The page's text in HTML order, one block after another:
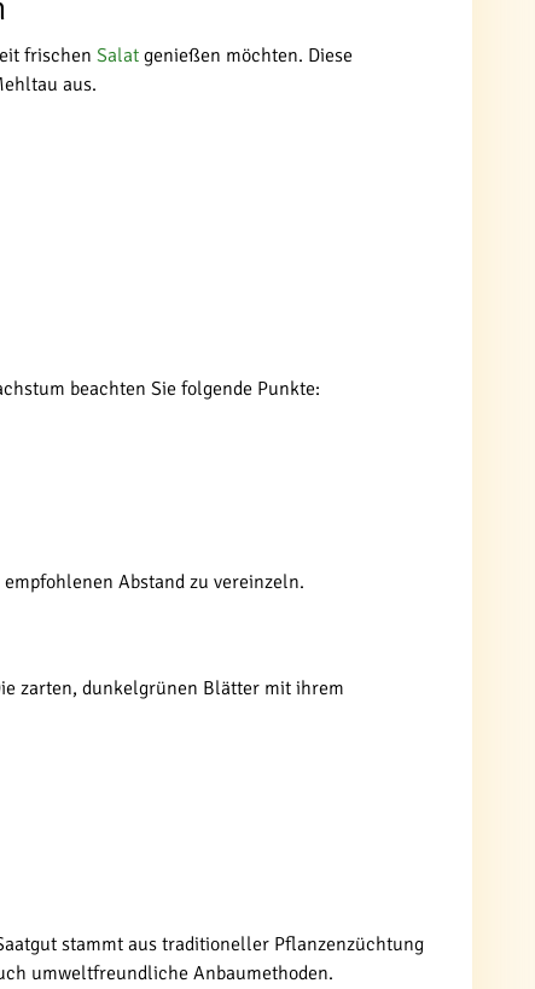
frischen Salat genießen möchten. Diese
aus.
beachten Sie folgende Punkte:
Abstand zu vereinzeln.
zarten, dunkelgrünen Blätter mit ihrem
stammt aus traditioneller Pflanzenzüchtung
umweltfreundliche Anbaumethoden.